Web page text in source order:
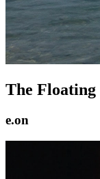
The Floating
e.on